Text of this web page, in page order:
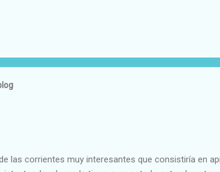
las corrientes muy interesantes que consistiría en